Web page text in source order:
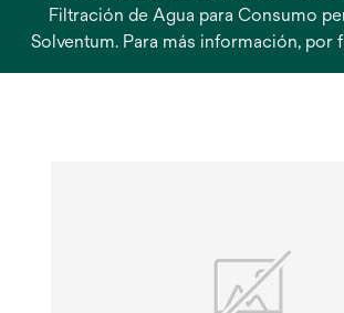
Filtración de Agua para Consumo
Solventum. Para más información, por